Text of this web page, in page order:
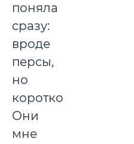
поняла
сразу:
вроде
персы,
но
короткошерстные.
Они
мне